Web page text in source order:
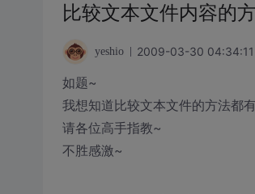
比较文本文件内容的
yeshio 2009-03-30 04:34:11
如题~
我想知道比较文本文件的方法都
请各位高手指教~
不胜感激~